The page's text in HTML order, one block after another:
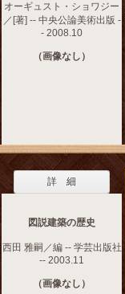
オーギュスト・ショワジー
／[著] -- 中央公論美術出版 -
- 2008.10
（画像なし）
詳 細
図説建築の歴史
西田 雅嗣／編 -- 学芸出版社
-- 2003.11
（画像なし）